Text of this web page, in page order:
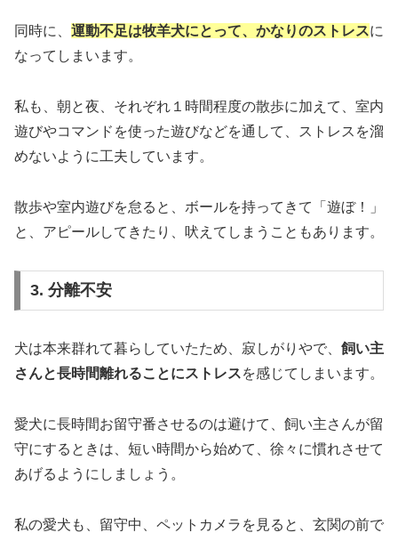
同時に、 運動不足は牧羊犬にとって、かなりのストレスに
なってしまいます。
私も、朝と夜、それぞれ１時間程度の散歩に加えて、室内
遊びやコマンドを使った遊びなどを通して、ストレスを溜
めないように工夫しています。
散歩や室内遊びを怠ると、ボールを持ってきて「遊ぼ！」
と、アピールしてきたり、吠えてしまうこともあります。
3. 分離不安
犬は本来群れて暮らしていたため、寂しがりやで、 飼い主
さんと長時間離れることにストレスを感じてしまいます。
愛犬に長時間お留守番させるのは避けて、飼い主さんが留
守にするときは、短い時間から始めて、徐々に慣れさせて
あげるようにしましょう。
私の愛犬も、留守中、ペットカメラを見ると、玄関の前で